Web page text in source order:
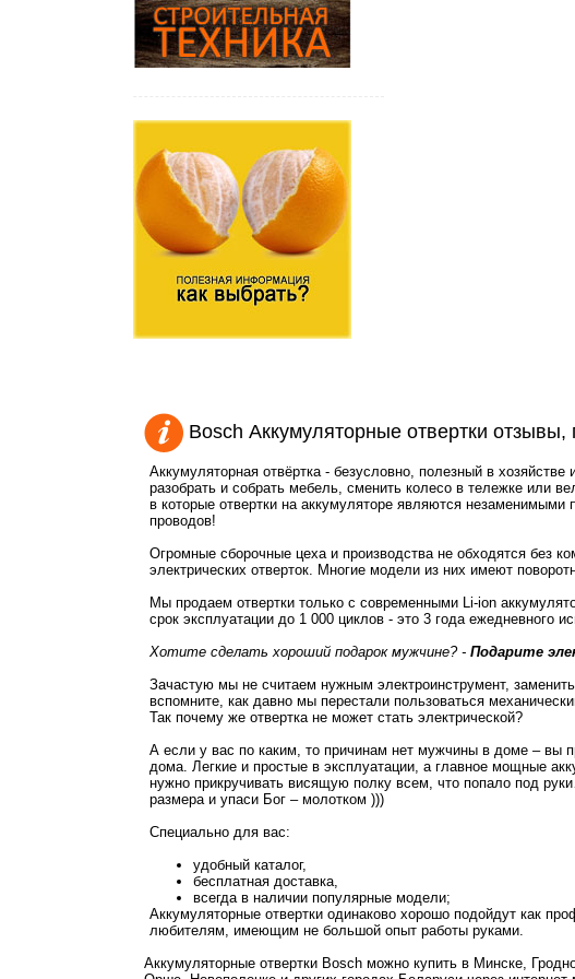
Bosch Аккумуляторные отвертки
Аккумуляторная отвёртка - безусловно, полезный в хозяйстве
разобрать и собрать мебель, сменить колесо в тележке или
в которые отвертки на аккумуляторе являются незаменимыми
проводов!
Огромные сборочные цеха и производства не обходятся без
электрических отверток. Многие модели из них имеют
Мы продаем отвертки только с современными Li-ion
срок эксплуатации до 1 000 циклов - это 3 года ежедневного
Хотите сделать хороший подарок мужчине? - Подарите
Зачастую мы не считаем нужным электроинструмент,
вспомните, как давно мы перестали пользоваться
Так почему же отвертка не может стать электрической?
А если у вас по каким, то причинам нет мужчины в доме – вы
дома. Легкие и простые в эксплуатации, а главное мощные
нужно прикручивать висящую полку всем, что попало под
размера и упаси Бог – молотком )))
Специально для вас:
удобный каталог,
бесплатная доставка,
всегда в наличии популярные модели;
Аккумуляторные отвертки одинаково хорошо подойдут как
любителям, имеющим не большой опыт работы руками.
Аккумуляторные отвертки Bosch можно купить в Минске,